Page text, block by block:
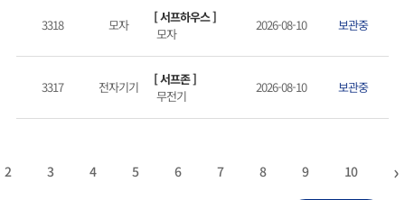
3318 모자
[ 서프하우스 ]
모자
2026-08-10 보관중
3317 전자기기
[ 서프존 ]
무전기
2026-08-10 보관중
2 3 4 5 6 7 8 9 10 ›